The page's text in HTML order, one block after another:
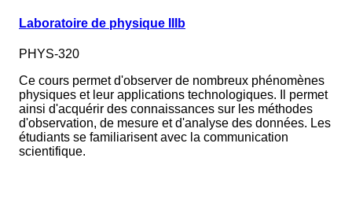
Laboratoire de physique IIIb
PHYS-320
Ce cours permet d'observer de nombreux phénomènes
physiques et leur applications technologiques. Il permet
ainsi d'acquérir des connaissances sur les méthodes
d'observation, de mesure et d'analyse des données. Les
étudiants se familiarisent avec la communication
scientifique.